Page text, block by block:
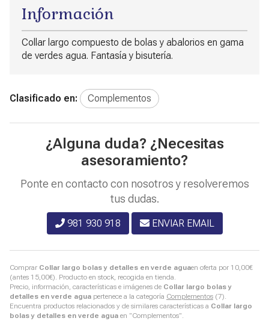
Comprar Collar largo bolas y detalles en verde aguaen oferta por 10,00€
(antes 15,00€). Producto en stock, recogida en tienda.
Precio, información, características e imágenes de Collar largo bolas y
detalles en verde agua pertenece a la categoría Complementos (7).
Encuentra productos relacionados y de similares características a Collar largo
bolas y detalles en verde agua en "Complementos".
Información
Collar largo compuesto de bolas y abalorios en gama
de verdes agua. Fantasía y bisutería.
Clasificado en: Complementos
¿Alguna duda? ¿Necesitas
asesoramiento?
Ponte en contacto con nosotros y resolveremos
tus dudas.
981 930 918 ENVIAR EMAIL